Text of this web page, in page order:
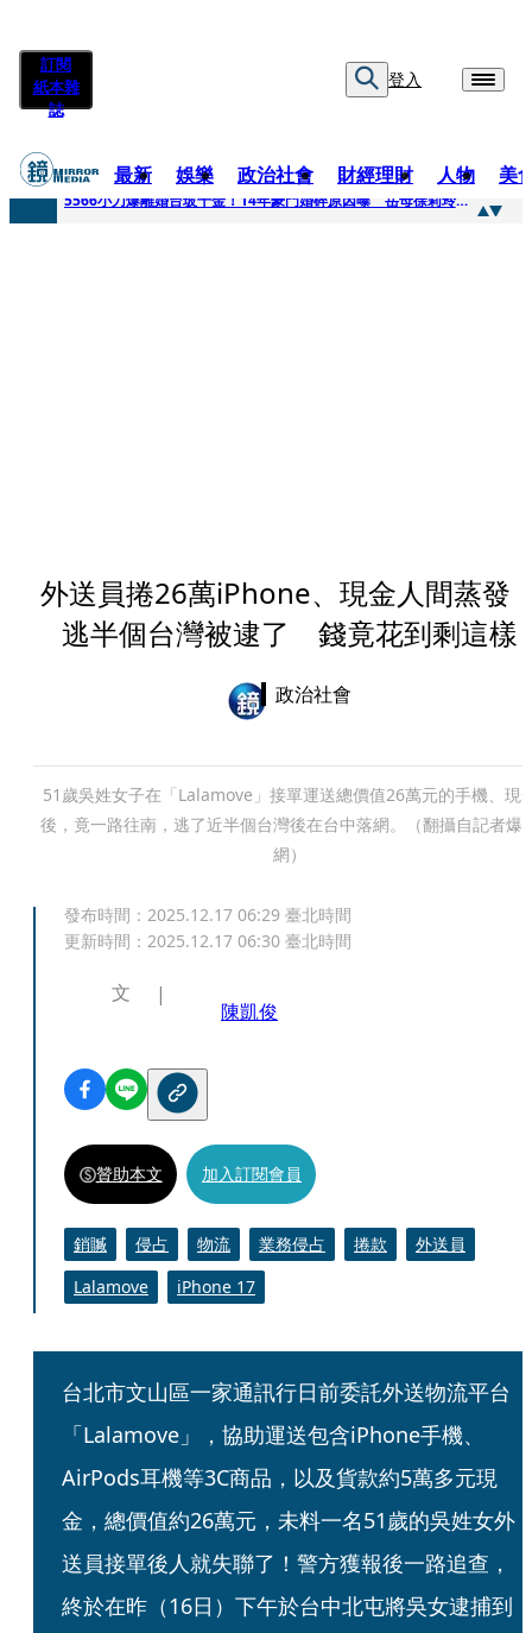
訂閱
紙本雜
誌
登入
最新 娛樂 政治社會 財經理財 人物 美
快訊
5566小刀爆離婚台玻千金！14年豪門婚碎原因曝 岳母徐莉玲風暴意外揭家族祕辛
外送員捲26萬iPhone、現金人間蒸發
逃半個台灣被逮了 錢竟花到剩這樣
政治社會
51歲吳姓女子在「Lalamove」接單運送總價值26萬元的手機、現
後，竟一路往南，逃了近半個台灣後在台中落網。（翻攝自記者爆
網）
發布時間： 2025.12.17 06:29 臺北時間
更新時間： 2025.12.17 06:30 臺北時間
文
陳凱俊
贊助本文 加入訂閱會員
銷贓 侵占 物流 業務侵占 捲款
外送員
Lalamove
iPhone 17
台北市文山區一家通訊行日前委託外送物流平台
「Lalamove」，協助運送包含iPhone手機、
AirPods耳機等3C商品，以及貨款約5萬多元現
金，總價值約26萬元，未料一名51歲的吳姓女外
送員接單後人就失聯了！警方獲報後一路追查，
終於在昨（16日）下午於台中北屯將吳女逮捕到